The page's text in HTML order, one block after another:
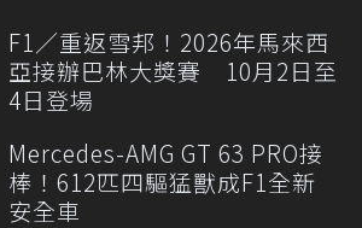
F1／重返雪邦！2026年馬來西
亞接辦巴林大獎賽 10月2日至
4日登場
Mercedes-AMG GT 63 PRO接
棒！612匹四驅猛獸成F1全新
安全車